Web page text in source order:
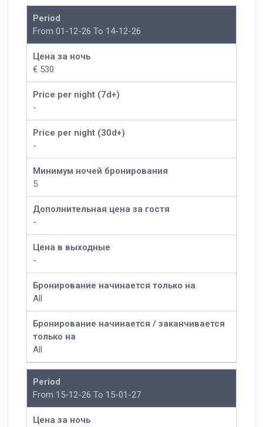
Period
From 01-12-26 To 14-12-26
Цена за ночь
€ 530
Price per night (7d+)
-
Price per night (30d+)
-
Минимум ночей бронирования
5
Дополнительная цена за гостя
-
Цена в выходные
-
Бронирование начинается только на
All
Бронирование начинается / заканчивается
только на
All
Period
From 15-12-26 To 15-01-27
Цена за ночь